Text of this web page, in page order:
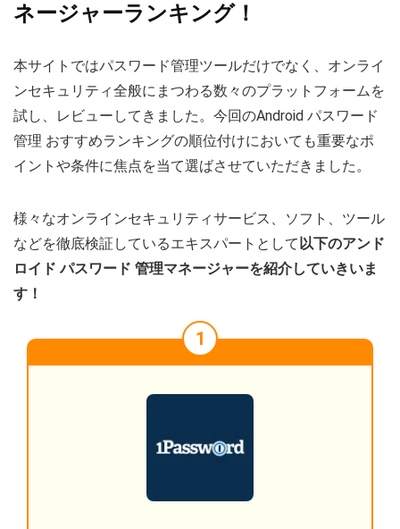
ネージャーランキング！
本サイトではパスワード管理ツールだけでなく、オンライ
ンセキュリティ全般にまつわる数々のプラットフォームを
試し、レビューしてきました。今回のAndroid パスワード
管理 おすすめランキングの順位付けにおいても重要なポ
イントや条件に焦点を当て選ばさせていただきました。
様々なオンラインセキュリティサービス、ソフト、ツール
などを徹底検証しているエキスパートとして以下のアンド
ロイド パスワード 管理マネージャーを紹介していきいま
す！
1